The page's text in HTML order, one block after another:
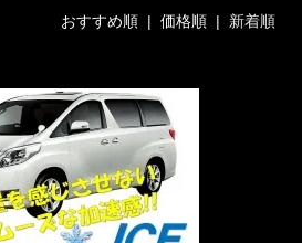
おすすめ順| 価格順| 新着順